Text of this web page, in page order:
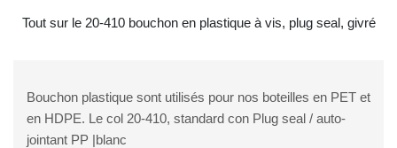
Tout sur le 20-410 bouchon en plastique à vis, plug seal, givré
Bouchon plastique sont utilisés pour nos boteilles en PET et
en HDPE. Le col 20-410, standard con Plug seal / auto-
jointant PP |blanc